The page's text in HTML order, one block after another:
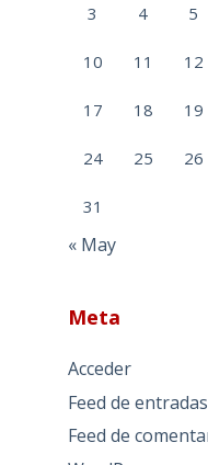
3 4 5
10 11 12
17 18 19
24 25 26
31
« May
Meta
Acceder
Feed de entradas
Feed de